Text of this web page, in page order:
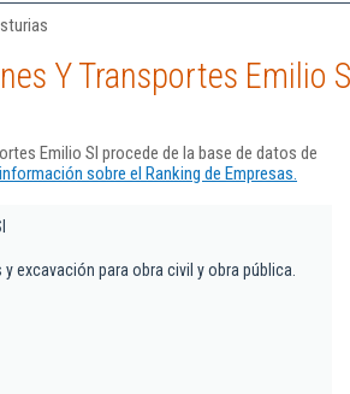
Y Transportes Emilio
Emilio Sl procede de la base de datos de
sobre el Ranking de Empresas.
excavación para obra civil y obra pública.